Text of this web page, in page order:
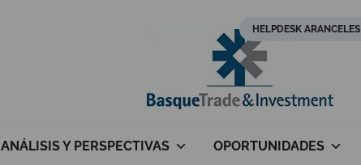
HELPDESK ARANCELES
ANÁLISIS Y PERSPECTIVAS OPORTUNIDADES